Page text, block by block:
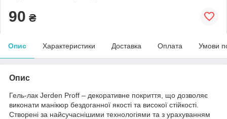
90 ₴
Опис Характеристики Доставка Оплата Умови
Опис
Гель-лак Jerden Proff – декоративне покриття, що дозволяє
виконати манікюр бездоганної якості та високої стійкості.
Створені за найсучаснішими технологіями та з урахуванням